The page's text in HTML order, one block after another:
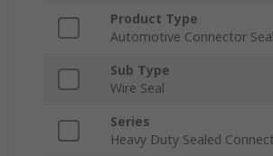
Product Type
Automotive Connector Seal
Sub Type
Wire Seal
Series
Heavy Duty Sealed